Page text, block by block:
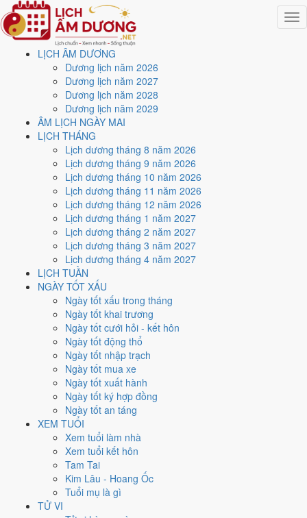
LỊCH ÂM DƯƠNG
Dương lịch năm 2026
Dương lịch năm 2027
Dương lịch năm 2028
Dương lịch năm 2029
ÂM LỊCH NGÀY MAI
LỊCH THÁNG
Lịch dương tháng 8 năm 2026
Lịch dương tháng 9 năm 2026
Lịch dương tháng 10 năm 2026
Lịch dương tháng 11 năm 2026
Lịch dương tháng 12 năm 2026
Lịch dương tháng 1 năm 2027
Lịch dương tháng 2 năm 2027
Lịch dương tháng 3 năm 2027
Lịch dương tháng 4 năm 2027
LỊCH TUẦN
NGÀY TỐT XẤU
Ngày tốt xấu trong tháng
Ngày tốt khai trương
Ngày tốt cưới hỏi - kết hôn
Ngày tốt động thổ
Ngày tốt nhập trạch
Ngày tốt mua xe
Ngày tốt xuất hành
Ngày tốt ký hợp đồng
Ngày tốt an táng
XEM TUỔI
Xem tuổi làm nhà
Xem tuổi kết hôn
Tam Tai
Kim Lâu - Hoang Ốc
Tuổi mụ là gì
TỬ VI
Trang chủ
Lịch năm 2026
Tháng 12/2026
Ngày 24/12/2026 (Nhâm Thân)
Xem ngày24/12/2026
dương lịch - Ngày 16/11 âm
lịch (Nhâm Thân) tốt hay
Ngày 24/12/2026 dương lịch (Thứ Năm) là ngày 16/11/2026 âm
, tức ngày Nhâm Thân - Chi sinh Can, Trực Thành, Sao Khuê, nạp
âm Kiếm Phong Kim. Tổng hòa, đây là
9.0/10cho các việc quan trọng. Giờ Hoàng Đạo trong ngày:
Sửu, Thìn, Tỵ, Mùi, Tuất.
Ngày Dương
Tháng 12 năm 2026
Tháng 11 âm năm 2026
Tiết Đông Chí